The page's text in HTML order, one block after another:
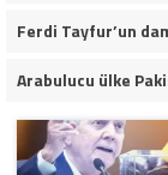
Ferdi Tayfur’un
Arabulucu ülke